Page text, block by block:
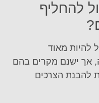
להחליף
להיות מאוד
אך ישנם מקרים בהם
להבנת הצרכים